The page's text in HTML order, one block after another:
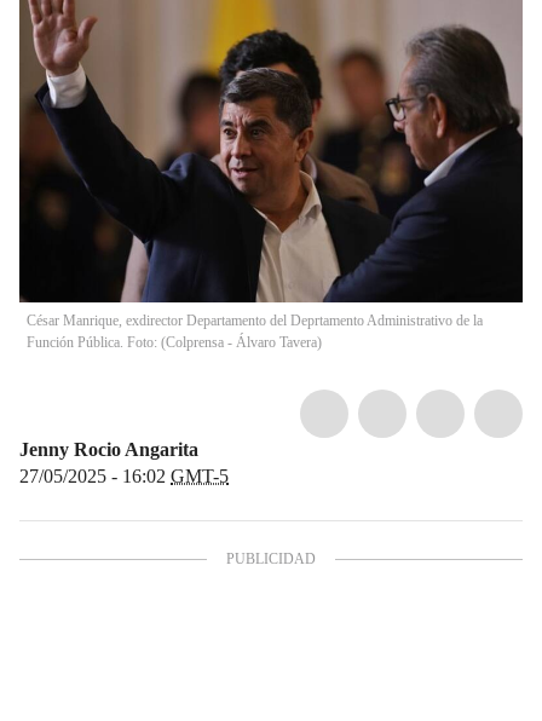
César Manrique, exdirector Departamento del Deprtamento Administrativo de la
Función Pública. Foto: (Colprensa - Álvaro Tavera)
Jenny Rocio Angarita
27/05/2025 - 16:02 GMT-5